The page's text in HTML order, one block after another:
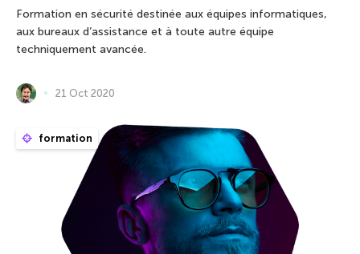
Formation en sécurité destinée aux équipes informatiques,
aux bureaux d’assistance et à toute autre équipe
techniquement avancée.
21 Oct 2020
formation